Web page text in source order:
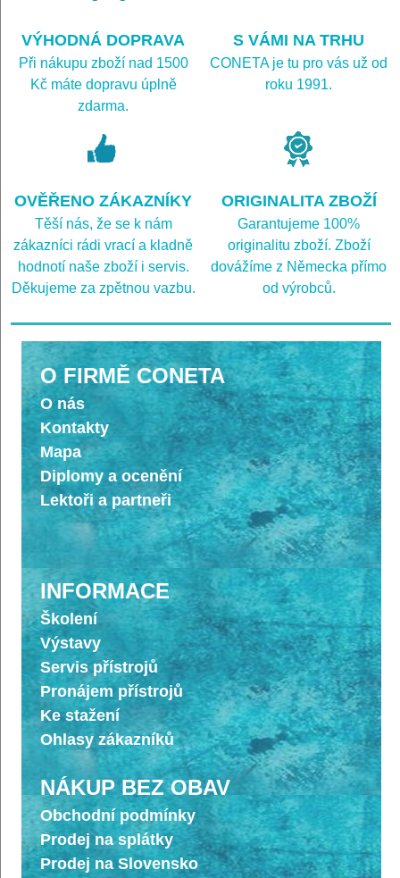
VÝHODNÁ DOPRAVA
Při nákupu zboží nad 1500
Kč máte dopravu úplně
zdarma.
S VÁMI NA TRHU
CONETA je tu pro vás už od
roku 1991.
OVĚŘENO ZÁKAZNÍKY
Těší nás, že se k nám
zákazníci rádi vrací a kladně
hodnotí naše zboží i servis.
Děkujeme za zpětnou vazbu.
ORIGINALITA ZBOŽÍ
Garantujeme 100%
originalitu zboží. Zboží
dovážíme z Německa přímo
od výrobců.
O FIRMĚ CONETA
O nás
Kontakty
Mapa
Diplomy a ocenění
Lektoři a partneři
INFORMACE
Školení
Výstavy
Servis přístrojů
Pronájem přístrojů
Ke stažení
Ohlasy zákazníků
NÁKUP BEZ OBAV
Obchodní podmínky
Prodej na splátky
Prodej na Slovensko